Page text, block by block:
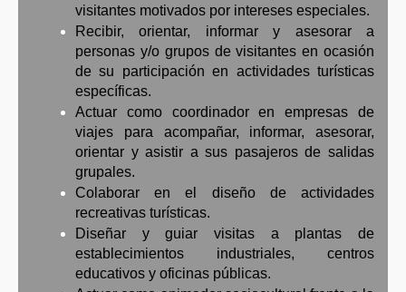
visitantes motivados por intereses especiales.
Recibir, orientar, informar y asesorar a
personas y/o grupos de visitantes en ocasión
de su participación en actividades turísticas
específicas.
Actuar como coordinador en empresas de
viajes para acompañar, informar, asesorar,
orientar y asistir a sus pasajeros de salidas
grupales.
Colaborar en el diseño de actividades
recreativas turísticas.
Diseñar y guiar visitas a plantas de
establecimientos industriales, centros
educativos y oficinas públicas.